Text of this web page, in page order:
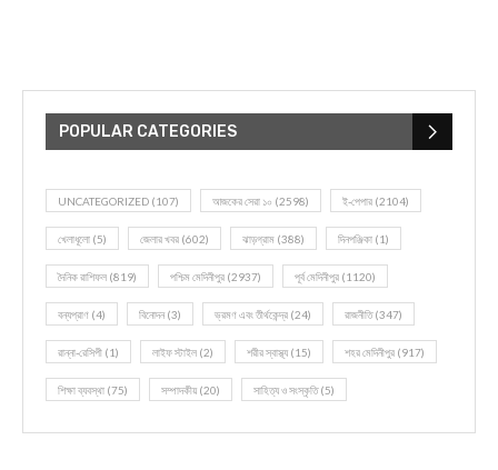
POPULAR CATEGORIES
UNCATEGORIZED (107) আজকের সেরা ১০ (2598) ই-পেপার (2104)
খেলাধূলো (5) জেলার খবর (602) ঝাড়গ্রাম (388) দিনপঞ্জিকা (1)
দৈনিক রাশিফল (819) পশ্চিম মেদিনীপুর (2937) পূর্ব মেদিনীপুর (1120)
বন্যপ্রাণ (4) বিনোদন(3) ভ্রমণ এবং তীর্থকেন্দ্র (24) রাজনীতি(347)
রান্না-রেসিপী (1) লাইফ স্টাইল (2) শরীর স্বাস্থ্য (15) শহর মেদিনীপুর (917)
শিক্ষা ব্যবস্থা (75) সম্পাদকীয় (20) সাহিত্য ও সংস্কৃতি(5)